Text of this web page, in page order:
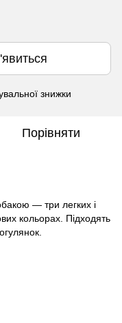
знижки
Порівняти
— три легких і
кольорах. Підходять